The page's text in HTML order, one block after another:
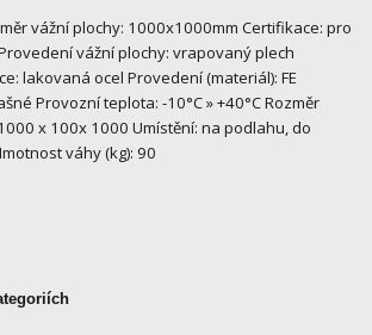
vážní plochy: 1000x1000mm Certifikace: pro
vážní plochy: vrapovaný plech
lakovaná ocel Provedení (materiál): FE
Provozní teplota: -10°C » +40°C Rozměr
x 100x 1000 Umístění: na podlahu, do
váhy (kg): 90